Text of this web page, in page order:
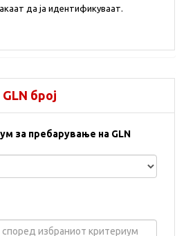
да ја идентификуваат.
број
за пребарување на GLN